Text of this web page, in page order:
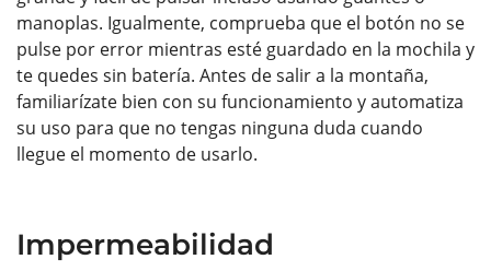
manoplas. Igualmente, comprueba que el botón no se
pulse por error mientras esté guardado en la mochila y
te quedes sin batería. Antes de salir a la montaña,
familiarízate bien con su funcionamiento y automatiza
su uso para que no tengas ninguna duda cuando
llegue el momento de usarlo.
Impermeabilidad